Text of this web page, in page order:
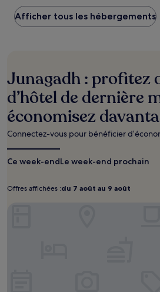
plus
bas
trouvé
heures
sur
la
base
d’un
séjour
pour
Les
Afficher tous les hébergements
Junagadh : profitez
d’hôtel de dernière
économisez
Connectez-vous pour bénéficier
Ce week-endLe week-end prochain
Offres affichées :
Offres
affichées :
du 7 août au 9 août
du